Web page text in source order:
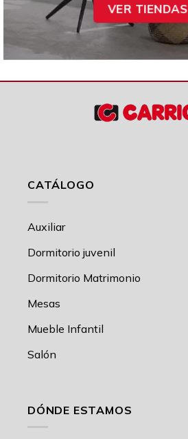
VER TIENDAS
CATÁLOGO
Auxiliar
Dormitorio juvenil
Dormitorio Matrimonio
Mesas
Mueble Infantil
Salón
DÓNDE ESTAMOS